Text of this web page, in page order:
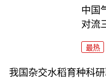
中国
对流
最热
我国杂交水稻育种科